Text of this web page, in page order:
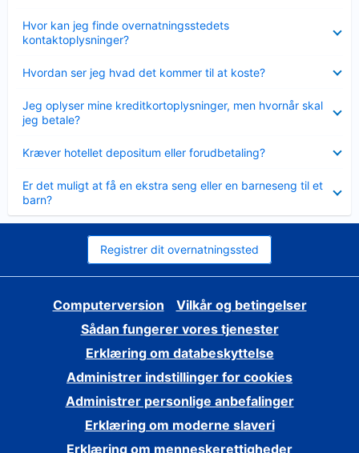
Hvor kan jeg finde overnatningsstedets
kontaktoplysninger?
Hvordan ser jeg hvad det kommer til at koste?
Jeg oplyser mine kreditkortoplysninger, men hvornår skal
jeg betale?
Kræver hotellet depositum eller forudbetaling?
Er det muligt at få en ekstra seng eller en barneseng til et
barn?
Registrer dit overnatningssted
Computerversion
Vilkår og betingelser
Sådan fungerer vores tjenester
Erklæring om databeskyttelse
Administrer indstillinger for cookies
Administrer personlige anbefalinger
Erklæring om moderne slaveri
Erklæring om menneskerettigheder